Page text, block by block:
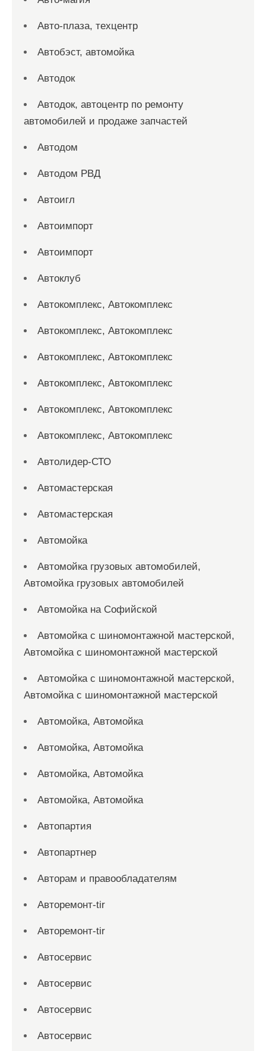
Авто-плаза, техцентр
Автобэст, автомойка
Автодок
Автодок, автоцентр по ремонту
автомобилей и продаже запчастей
Автодом
Автодом РВД
Автоигл
Автоимпорт
Автоимпорт
Автоклуб
Автокомплекс, Автокомплекс
Автокомплекс, Автокомплекс
Автокомплекс, Автокомплекс
Автокомплекс, Автокомплекс
Автокомплекс, Автокомплекс
Автокомплекс, Автокомплекс
Автолидер-СТО
Автомастерская
Автомастерская
Автомойка
Автомойка грузовых автомобилей,
Автомойка грузовых автомобилей
Автомойка на Софийской
Автомойка с шиномонтажной мастерской,
Автомойка с шиномонтажной мастерской
Автомойка с шиномонтажной мастерской,
Автомойка с шиномонтажной мастерской
Автомойка, Автомойка
Автомойка, Автомойка
Автомойка, Автомойка
Автомойка, Автомойка
Автопартия
Автопартнер
Авторам и правообладателям
Авторемонт-tir
Авторемонт-tir
Автосервис
Автосервис
Автосервис
Автосервис